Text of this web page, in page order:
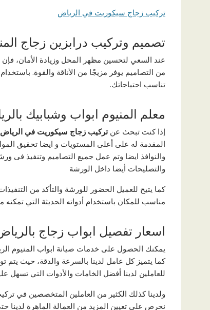
تركيب زجاج سيكوريت في الرياض
تصميم وتركيب درابزين زجاج
عند السعي لتحسين مظهر المحل وزيادة الأمان،
من التصاميم يوفر مزيجًا من الأناقة والقوة.
تناسب احتياجاتك.
معلم المنيوم ابواب وشبابيك
إذا كنت تبحث عنتركيب زجاج سيكوريت في الرياض
المقدمة له على أعلى المستويات و ايضا تحقيق
والنوافذ ايضا وتم عمل جميع التصاميم وتنفيذ فى
والتصليحات أيضا داخل الورشة
كما يتيح للعميل الحضور للورشة والتأكد من
مناسب للمكان باستخدام أدواته الحديثة التي تمكنه
اسعار تفصيل ابواب زجاج
يمكنك الحصول على خدمات صيانة ابواب المنيوم
كما يتميز كل عامل لدينا بالسرعة والدقة، حيث
للعاملين لدينا أفضل الخامات والأدوات التي تسهل
ولدينا كذلك الكثير من العاملين المتخصصين في
نحرص على تعيين المزيد من العمالة الماهرة